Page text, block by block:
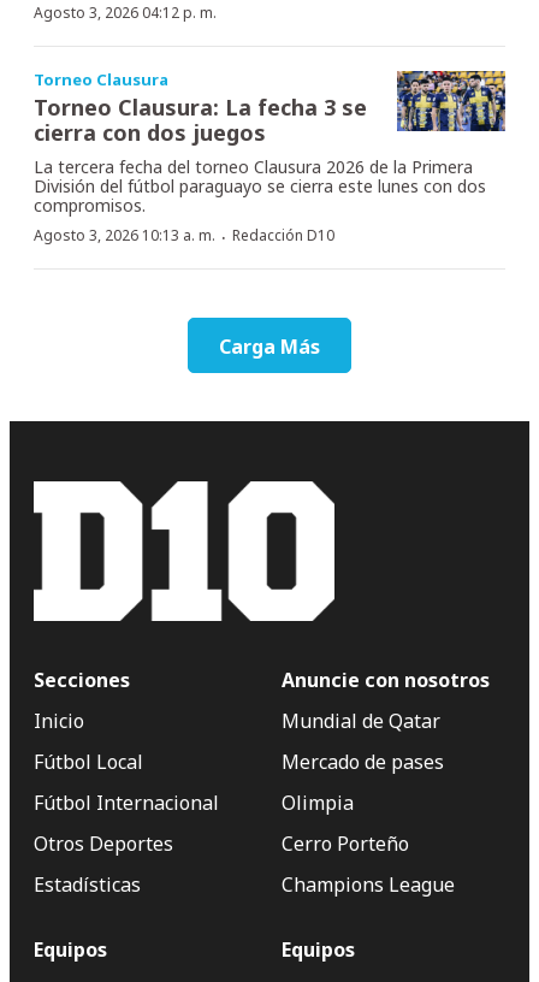
Agosto 3, 2026 04:12 p. m.
Torneo Clausura
Torneo Clausura: La fecha 3 se
cierra con dos juegos
La tercera fecha del torneo Clausura 2026 de la Primera
División del fútbol paraguayo se cierra este lunes con dos
compromisos.
Agosto 3, 2026 10:13 a. m. · Redacción D10
Carga Más
Secciones
Inicio
Fútbol Local
Fútbol Internacional
Otros Deportes
Estadísticas
Anuncie con nosotros
Mundial de Qatar
Mercado de pases
Olimpia
Cerro Porteño
Champions League
Equipos
Equipos